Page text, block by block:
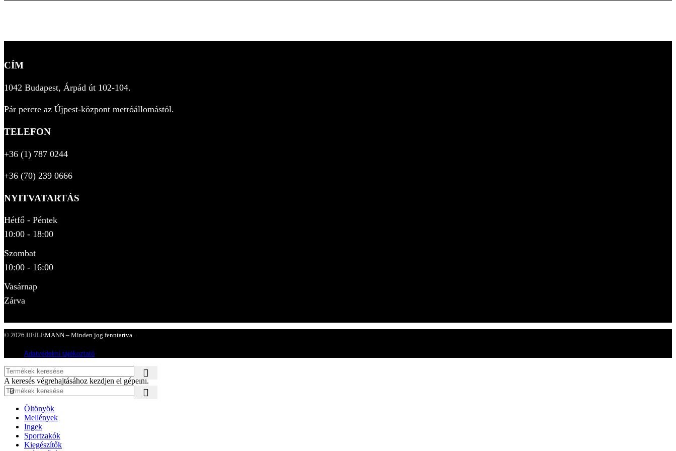
CÍM
1042 Budapest, Árpád út 102-104.
Pár percre az Újpest-központ metróállomástól.
TELEFON
+36 (1) 787 0244
+36 (70) 239 0666
NYITVATARTÁS
Hétfő - Péntek
10:00 - 18:00
Szombat
10:00 - 16:00
Vasárnap
Zárva
© 2026 HEILEMANN – Minden jog fenntartva.
Adatvédelmi tájékoztató
A keresés végrehajtásához kezdjen el gépelni.
Öltönyök
Mellények
Ingek
Sportzakók
Kiegészítők